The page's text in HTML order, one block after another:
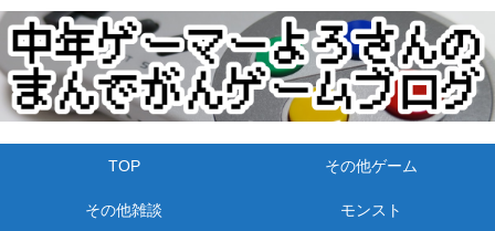
TOP その他ゲーム
その他雑談 モンスト